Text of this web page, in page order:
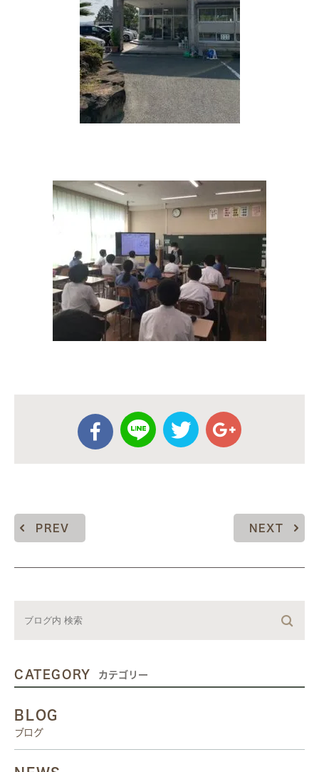
PREV NEXT
CATEGORY カテゴリー
BLOG
ブログ